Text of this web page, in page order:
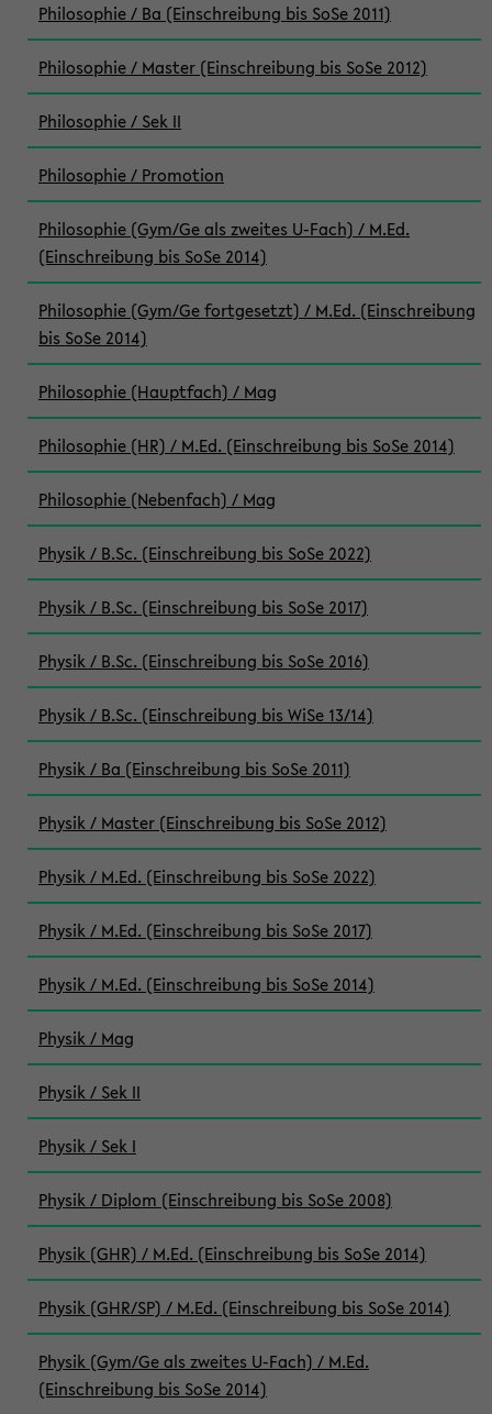
Philosophie / Ba (Einschreibung bis SoSe 2011)
Philosophie / Master (Einschreibung bis SoSe 2012)
Philosophie / Sek II
Philosophie / Promotion
Philosophie (Gym/Ge als zweites U-Fach) / M.Ed.
(Einschreibung bis SoSe 2014)
Philosophie (Gym/Ge fortgesetzt) / M.Ed. (Einschreibung
bis SoSe 2014)
Philosophie (Hauptfach) / Mag
Philosophie (HR) / M.Ed. (Einschreibung bis SoSe 2014)
Philosophie (Nebenfach) / Mag
Physik / B.Sc. (Einschreibung bis SoSe 2022)
Physik / B.Sc. (Einschreibung bis SoSe 2017)
Physik / B.Sc. (Einschreibung bis SoSe 2016)
Physik / B.Sc. (Einschreibung bis WiSe 13/14)
Physik / Ba (Einschreibung bis SoSe 2011)
Physik / Master (Einschreibung bis SoSe 2012)
Physik / M.Ed. (Einschreibung bis SoSe 2022)
Physik / M.Ed. (Einschreibung bis SoSe 2017)
Physik / M.Ed. (Einschreibung bis SoSe 2014)
Physik / Mag
Physik / Sek II
Physik / Sek I
Physik / Diplom (Einschreibung bis SoSe 2008)
Physik (GHR) / M.Ed. (Einschreibung bis SoSe 2014)
Physik (GHR/SP) / M.Ed. (Einschreibung bis SoSe 2014)
Physik (Gym/Ge als zweites U-Fach) / M.Ed.
(Einschreibung bis SoSe 2014)